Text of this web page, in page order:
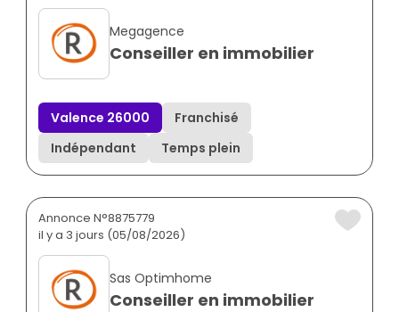
Megagence
Conseiller en immobilier
Valence 26000
Franchisé
Indépendant
Temps plein
Annonce N°8875779
il y a 3 jours (05/08/2026)
Sas Optimhome
Conseiller en immobilier